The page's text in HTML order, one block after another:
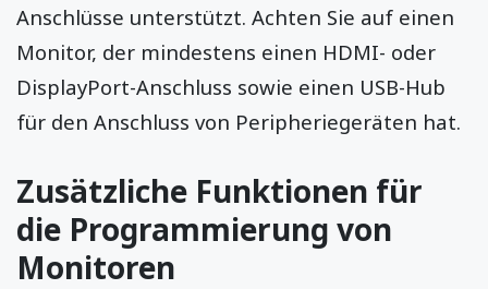
Anschlüsse unterstützt. Achten Sie auf einen
Monitor, der mindestens einen HDMI- oder
DisplayPort-Anschluss sowie einen USB-Hub
für den Anschluss von Peripheriegeräten hat.
Zusätzliche Funktionen für
die Programmierung von
Monitoren